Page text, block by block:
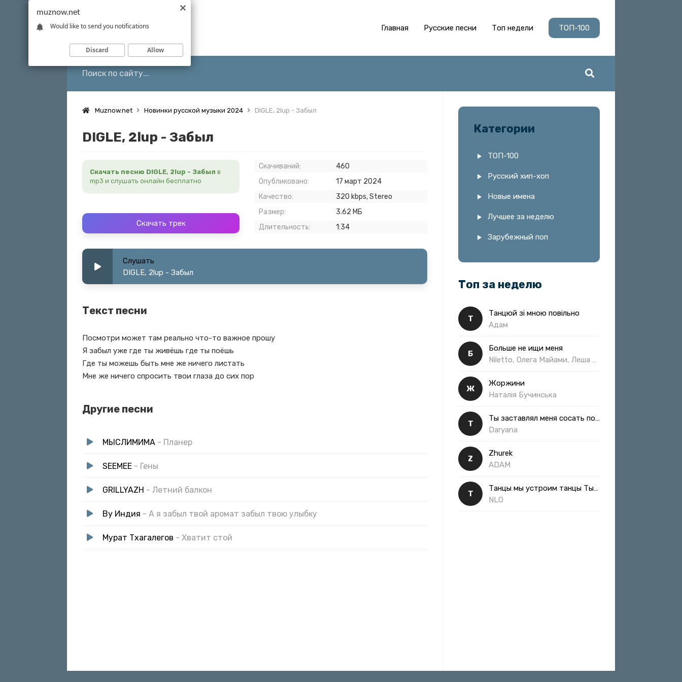
Главная Русские песни Топ недели ТОП-100
Muznow.net Новинки русской музыки 2024 DIGLE, 2lup - Забыл
DIGLE, 2lup - Забыл
Скачать песню DIGLE, 2lup - Забыл в
mp3 и слушать онлайн бесплатно
Скачать трек
Скачиваний:
460
Опубликовано:
17 март 2024
Качество:
320 kbps, Stereo
Размер:
3.62 МБ
Длительность:
1:34
Слушать
DIGLE, 2lup - Забыл
Текст песни
Посмотри может там реально что-то важное прошу
Я забыл уже где ты живёшь где ты поёшь
Где ты можешь быть мне же ничего листать
Мне же ничего спросить твои глаза до сих пор
Другие песни
МЫСЛИМИМА - Планер
SEEMEE - Гены
GRILLYAZH - Летний балкон
By Индия - А я забыл твой аромат забыл твою улыбку
Мурат Тхагалегов - Хватит стой
Категории
ТОП-100
Русский хип-хоп
Новые имена
Лучшее за неделю
Зарубежный поп
Топ за неделю
Т
Танцюй зі мною повільно
Адам
Б
Больше не ищи меня
Ж
Жоржини
Наталія Бучинська
Т
Ты заставлял меня сосать полная
Daryana
Z
Zhurek
ADAM
Т
Танцы мы устроим танцы Ты такая классная
NLO
muznow.net
Would like to send you notifications
Discard Allow